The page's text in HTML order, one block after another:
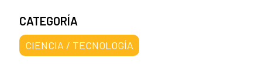
CATEGORÍA
CIENCIA / TECNOLOGÍA